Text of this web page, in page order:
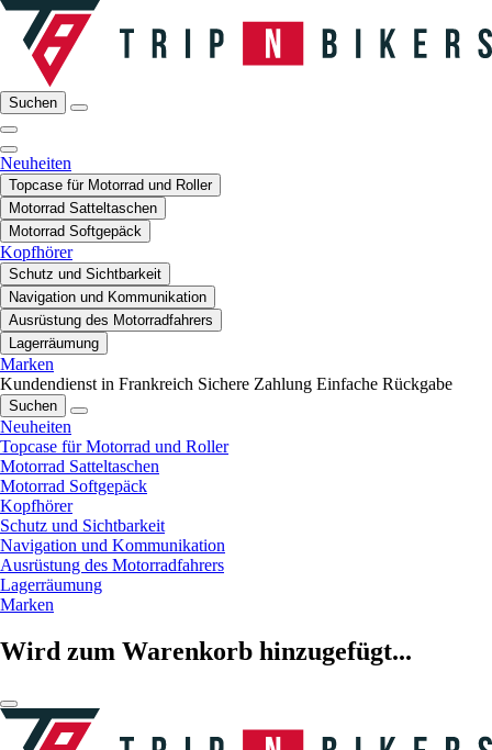
Suchen
Neuheiten
Topcase für Motorrad und Roller
Motorrad Satteltaschen
Motorrad Softgepäck
Kopfhörer
Schutz und Sichtbarkeit
Navigation und Kommunikation
Ausrüstung des Motorradfahrers
Lagerräumung
Marken
Kundendienst in Frankreich Sichere Zahlung Einfache Rückgabe
Suchen
Neuheiten
Topcase für Motorrad und Roller
Motorrad Satteltaschen
Motorrad Softgepäck
Kopfhörer
Schutz und Sichtbarkeit
Navigation und Kommunikation
Ausrüstung des Motorradfahrers
Lagerräumung
Marken
Wird zum Warenkorb hinzugefügt...